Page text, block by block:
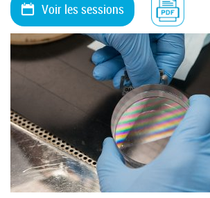
Voir les sessions